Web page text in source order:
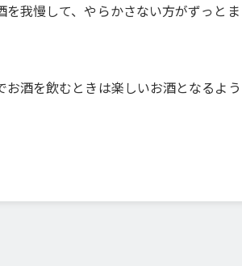
我慢して、やらかさない方がずっとま
お酒を飲むときは楽しいお酒となるよ